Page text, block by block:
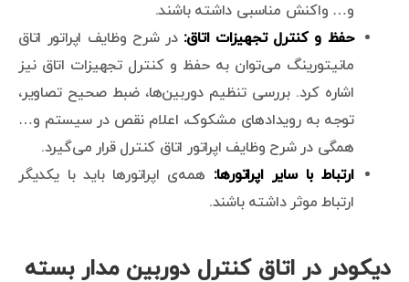
و… واکنش مناسبی داشته باشند.
حفظ و کنترل تجهیزات اتاق: در شرح وظایف اپراتور اتاق
مانیتورینگ می‌توان به حفظ و کنترل تجهیزات اتاق نیز
اشاره کرد. بررسی تنظیم دوربین‌ها، ضبط صحیح تصاویر،
توجه به رویدادهای مشکوک، اعلام نقص در سیستم و…
همگی در شرح وظایف اپراتور اتاق کنترل قرار می‌گیرد.
ارتباط با سایر اپراتورها: همه‌ی اپراتورها باید با یکدیگر
ارتباط موثر داشته باشند.
دیکودر در اتاق کنترل دوربین مدار بسته